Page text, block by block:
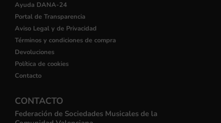
Ayuda DANA-24
Portal de Transparencia
Aviso Legal y de Privacidad
Términos y condiciones de compra
Devoluciones
Política de cookies
Contacto
CONTACTO
Federación de Sociedades Musicales de la